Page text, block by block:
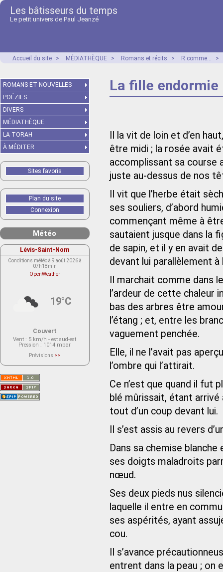
Les bâtisseurs du temps
Le petit univers de Paul Jeanzé
Accueil du site > MÉDIATHÈQUE > Romans et récits > R comme... >
La fille endormie
Il la vit de loin et d’en
être midi ; la rosée avait
accomplissant sa
juste au-dessus de nos
Il vit que l’herbe était
ses souliers, d’abord
commençant même à
sautaient jusque dans la
de sapin, et il y en avait
devant lui parallèlement à
Il marchait comme dans
l’ardeur de cette chaleur
bas des arbres être
l’étang ; et, entre les
vaguement penchée.
Elle, il ne l’avait pas
l’ombre qui l’attirait.
Ce n’est que quand il fut
blé mûrissait, étant arrivé
tout d’un coup devant lui.
Il s’est assis au revers
Dans sa chemise
ses doigts maladroits
nœud.
Ses deux pieds nus
laquelle il entre en
ses aspérités, ayant
cou.
Il s’avance
entrent dans la peau ; on
ROMANS ET NOUVELLES
POÉZIES
DIVERS
MÉDIATHÈQUE
LA TORAH
À MÉDITER
Sites favoris
Plan du site
Connexion
Météo
Lévis-Saint-Nom
Conditions météo à 9 août 2026 à
07h18min
OpenWeather
19°C
Couvert
Vent : 5 km/h - est sud-est
Pression : 1014 mbar
Prévisions >>
actuellement aucune prévision
Saint-Nom.
Veuillez consulter le message du
service ci-dessous.
(401 - Invalid API key. Please see
https://openweathermap.org/faq#error401